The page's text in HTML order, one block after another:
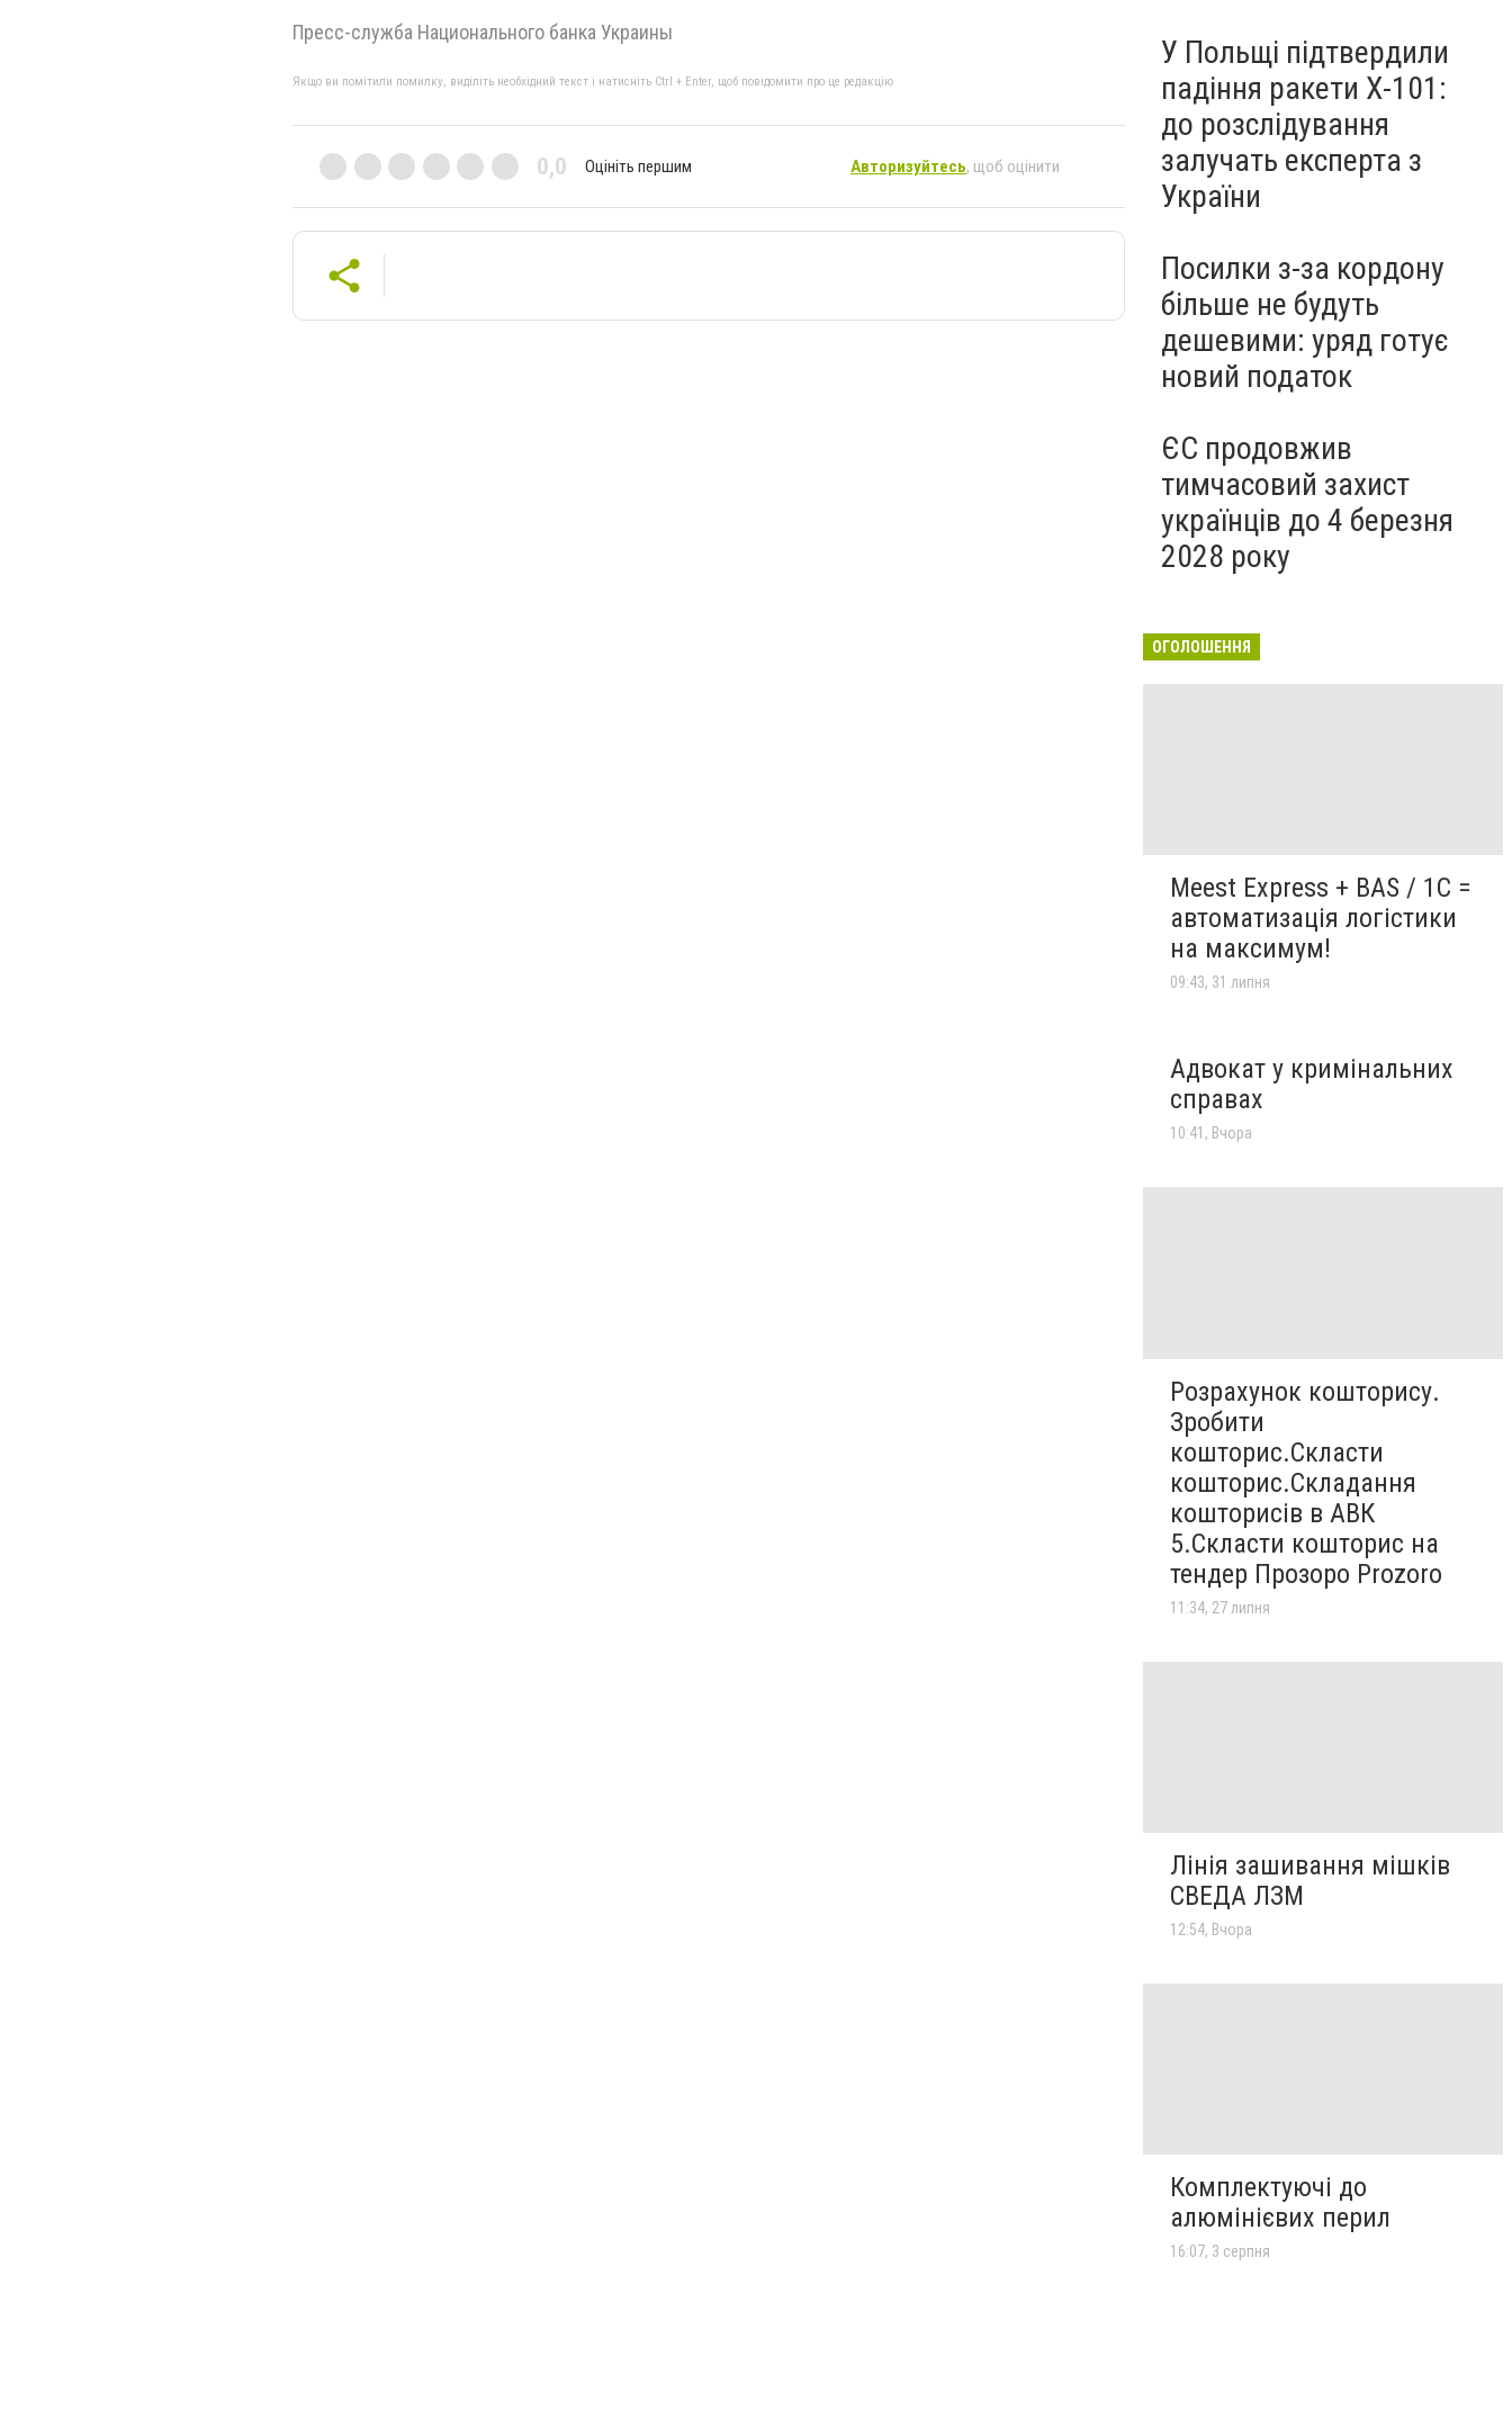
Пресс-служба Национального банка Украины
Якщо ви помітили помилку, виділіть необхідний текст і натисніть Ctrl + Enter, щоб повідомити про це редакцію
0,0 Оцініть першим Авторизуйтесь, щоб оцінити
У Польщі підтвердили
падіння ракети Х-101:
до розслідування
залучать експерта з
України
Посилки з-за кордону
більше не будуть
дешевими: уряд готує
новий податок
ЄС продовжив
тимчасовий захист
українців до 4 березня
2028 року
ОГОЛОШЕННЯ
Meest Express + BAS / 1C =
автоматизація логістики
на максимум!
09:43, 31 липня
Адвокат у кримінальних
справах
10:41, Вчора
Розрахунок кошторису.
Зробити
кошторис.Скласти
кошторис.Складання
кошторисів в АВК
5.Скласти кошторис на
тендер Прозоро Prozoro
11:34, 27 липня
Лінія зашивання мішків
СВЕДА ЛЗМ
12:54, Вчора
Комплектуючі до
алюмінієвих перил
16:07, 3 серпня